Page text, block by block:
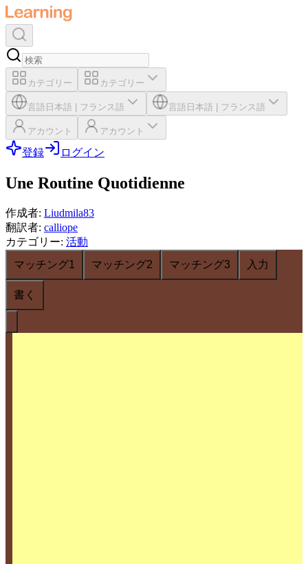
カテゴリー カテゴリー
言語 日本語 フランス語 言語 日本語 フランス語
アカウント アカウント
登録 ログイン
Une Routine Quotidienne
作成者: Liudmila83
翻訳者: calliope
カテゴリー: 活動
マッチング1
マッチング2 マッチング3 入力
書く